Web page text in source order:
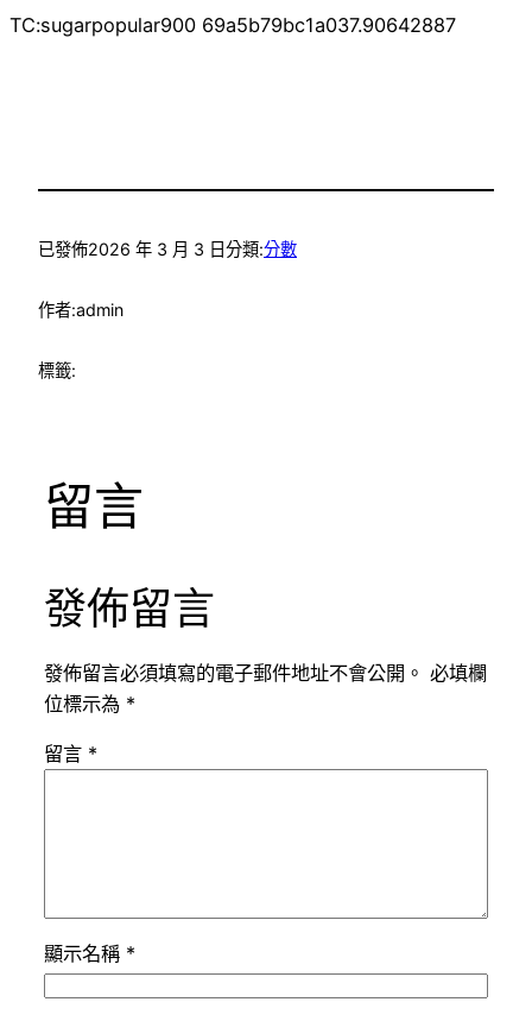
TC:sugarpopular900 69a5b79bc1a037.90642887
已發佈2026 年 3 月 3 日分類:分數
作者:admin
標籤:
留言
發佈留言
發佈留言必須填寫的電子郵件地址不會公開。 必填欄
位標示為 *
留言 *
顯示名稱 *